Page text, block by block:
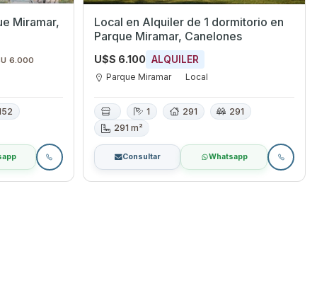
6.000
Local en Alquiler de 1 dormitorio en
Parque Miramar, Canelones
U$S 6.100 ALQUILER
Parque Miramar Local
1 291
291
291 m²
Consultar Whatsapp